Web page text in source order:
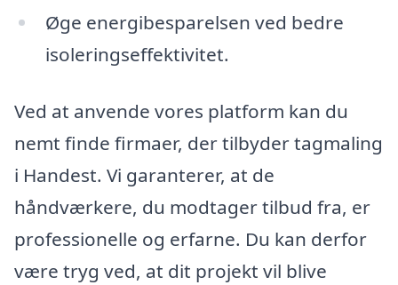
Øge energibesparelsen ved bedre
isoleringseffektivitet.
Ved at anvende vores platform kan du
nemt finde firmaer, der tilbyder tagmaling
i Handest. Vi garanterer, at de
håndværkere, du modtager tilbud fra, er
professionelle og erfarne. Du kan derfor
være tryg ved, at dit projekt vil blive